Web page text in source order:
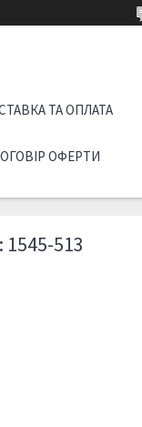
ТА ОПЛАТА
ОФЕРТИ
513